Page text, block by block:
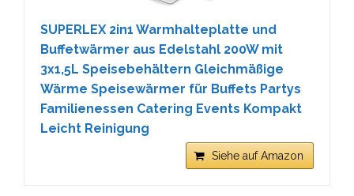
SUPERLEX 2in1 Warmhalteplatte und
Buffetwärmer aus Edelstahl 200W mit
3x1,5L Speisebehältern Gleichmäßige
Wärme Speisewärmer für Buffets Partys
Familienessen Catering Events Kompakt
Leicht Reinigung
Siehe auf Amazon